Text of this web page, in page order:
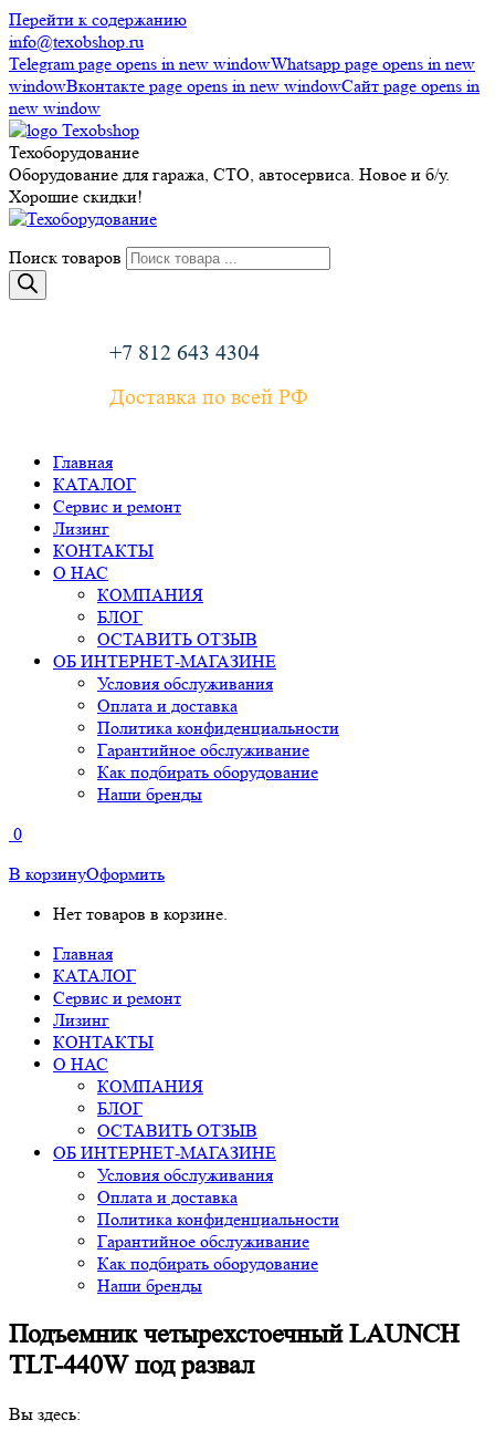
Перейти к содержанию
info@texobshop.ru
Telegram page opens in new windowWhatsapp page opens in new
windowВконтакте page opens in new windowСайт page opens in
new window
Техоборудование
Оборудование для гаража, СТО, автосервиса. Новое и б/у.
Хорошие скидки!
Поиск товаров
+7 812 643 4304
Доставка по всей РФ
Главная
КАТАЛОГ
Сервис и ремонт
Лизинг
КОНТАКТЫ
О НАС
КОМПАНИЯ
БЛОГ
ОСТАВИТЬ ОТЗЫВ
ОБ ИНТЕРНЕТ-МАГАЗИНЕ
Условия обслуживания
Оплата и доставка
Политика конфиденциальности
Гарантийное обслуживание
Как подбирать оборудование
Наши бренды
0
В корзинуОформить
Нет товаров в корзине.
Главная
КАТАЛОГ
Сервис и ремонт
Лизинг
КОНТАКТЫ
О НАС
КОМПАНИЯ
БЛОГ
ОСТАВИТЬ ОТЗЫВ
ОБ ИНТЕРНЕТ-МАГАЗИНЕ
Условия обслуживания
Оплата и доставка
Политика конфиденциальности
Гарантийное обслуживание
Как подбирать оборудование
Наши бренды
Подъемник четырехстоечный LAUNCH
TLT-440W под развал
Вы здесь: